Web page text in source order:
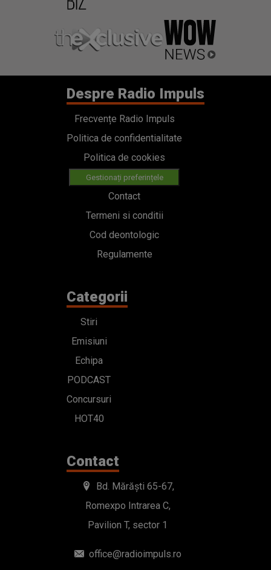
Despre Radio Impuls
Frecvențe Radio Impuls
Politica de confidentialitate
Politica de cookies
Gestionați preferințele
Contact
Termeni si conditii
Cod deontologic
Regulamente
Categorii
Stiri
Emisiuni
Echipa
PODCAST
Concursuri
HOT40
Contact
Bd. Mărăști 65-67,
Romexpo Intrarea C,
Pavilion T, sector 1
office@radioimpuls.ro